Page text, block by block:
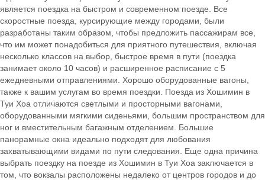
является поездка на быстром и современном поезде. Все
скоростные поезда, курсирующие между городами, были
разработаны таким образом, чтобы предложить пассажирам все,
что им может понадобиться для приятного путешествия, включая
несколько классов на выбор, быстрое время в пути (поездка
занимает около 10 часов) и расширенное расписание с 5
ежедневными отправлениями. Хорошо оборудованные вагоны,
также к вашим услугам во время поездки. Поезда из Хошимин в
Туи Хоа отличаются светлыми и просторными вагонами,
оборудованными мягкими сиденьями, большим пространством для
ног и вместительным багажным отделением. Большие
панорамные окна идеально подходят для любования
захватывающими видами по пути следования. Еще одна причина
выбрать поездку на поезде из Хошимин в Туи Хоа заключается в
том, что вокзалы расположены недалеко от центров городов и до